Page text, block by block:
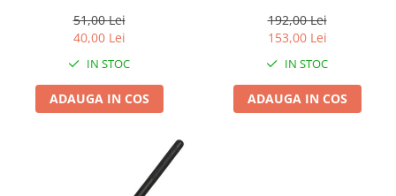
51,00 Lei
40,00 Lei
IN STOC
ADAUGA IN COS
192,00 Lei
153,00 Lei
IN STOC
ADAUGA IN COS